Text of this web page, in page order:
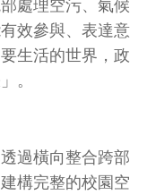
處理空污、氣候
效參與、表達意
生活的世界，政
。
過橫向整合跨部
構完整的校園空